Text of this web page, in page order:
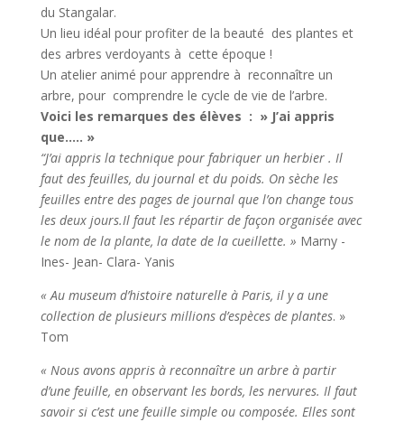
du Stangalar.
Un lieu idéal pour profiter de la beauté des plantes et
des arbres verdoyants à cette époque !
Un atelier animé pour apprendre à reconnaître un
arbre, pour comprendre le cycle de vie de l’arbre.
Voici les remarques des élèves : » J’ai appris
que….. »
“J’ai appris la technique pour fabriquer un herbier . Il
faut des feuilles, du journal et du poids. On sèche les
feuilles entre des pages de journal que l’on change tous
les deux jours.Il faut les répartir de façon organisée avec
le nom de la plante, la date de la cueillette. » Marny -
Ines- Jean- Clara- Yanis
« Au museum d’histoire naturelle à Paris, il y a une
collection de plusieurs millions d’espèces de plantes. »
Tom
« Nous avons appris à reconnaître un arbre à partir
d’une feuille, en observant les bords, les nervures. Il faut
savoir si c’est une feuille simple ou composée. Elles sont